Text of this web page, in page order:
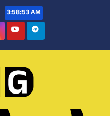
3:58:54 AM